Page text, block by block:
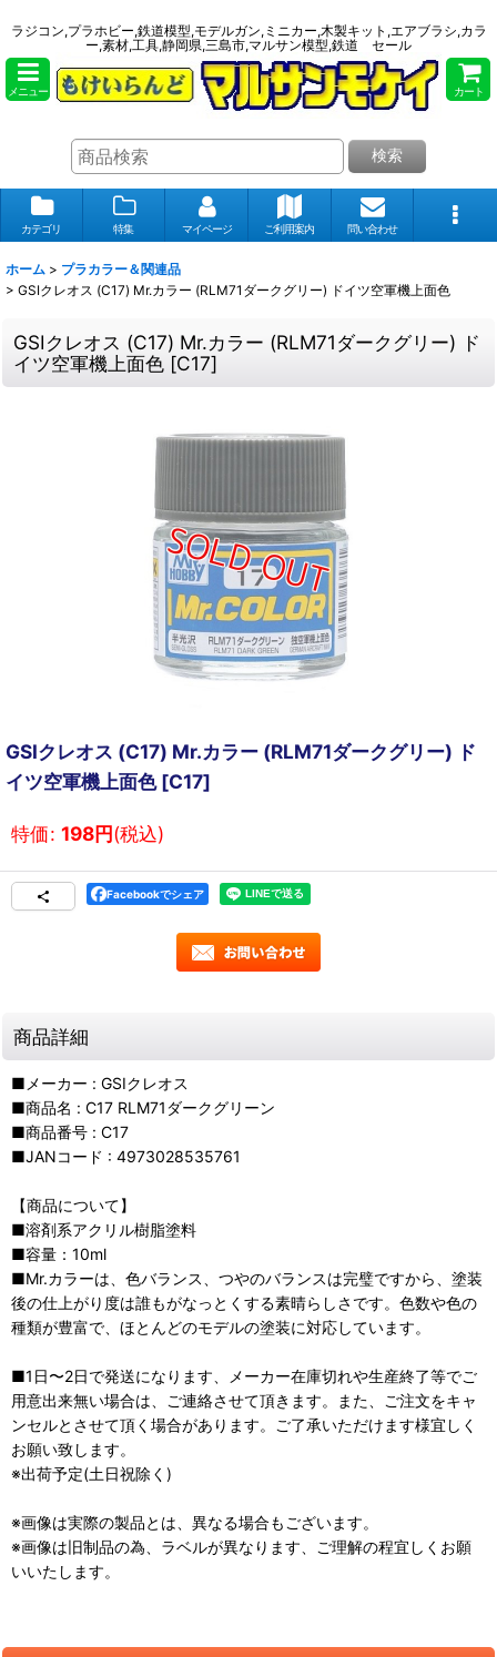
ラジコン,プラホビー,鉄道模型,モデルガン,ミニカー,木製キット,エアブラシ,カラ
ー,素材,工具,静岡県,三島市,マルサン模型,鉄道 セール
メニュー カート
検索
カテゴリ 特集 マイページ ご利用案内 問い合わせ
ホーム > プラカラー＆関連品
> GSIクレオス (C17) Mr.カラー (RLM71ダークグリー) ドイツ空軍機上面色
GSIクレオス (C17) Mr.カラー (RLM71ダークグリー) ド
イツ空軍機上面色 [C17]
GSIクレオス (C17) Mr.カラー (RLM71ダークグリー) ド
イツ空軍機上面色[C17]
特価: 198円(税込)
Facebookでシェア
商品詳細
■メーカー : GSIクレオス
■商品名 : C17 RLM71ダークグリーン
■商品番号 : C17
■JANコード : 4973028535761
【商品について】
■溶剤系アクリル樹脂塗料
■容量：10ml
■Mr.カラーは、色バランス、つやのバランスは完璧ですから、塗装
後の仕上がり度は誰もがなっとくする素晴らしさです。色数や色の
種類が豊富で、ほとんどのモデルの塗装に対応しています。
■1日〜2日で発送になります、メーカー在庫切れや生産終了等でご
用意出来無い場合は、ご連絡させて頂きます。また、ご注文をキャ
ンセルとさせて頂く場合があります。ご了承いただけます様宜しく
お願い致します。
※出荷予定(土日祝除く)
※画像は実際の製品とは、異なる場合もございます。
※画像は旧制品の為、ラベルが異なります、ご理解の程宜しくお願
いいたします。